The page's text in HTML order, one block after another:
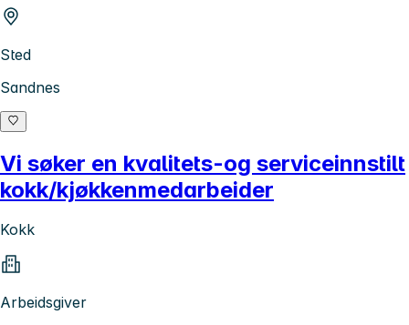
Sted
Sandnes
Vi søker en kvalitets-og serviceinnstilt
kokk/kjøkkenmedarbeider
Kokk
Arbeidsgiver